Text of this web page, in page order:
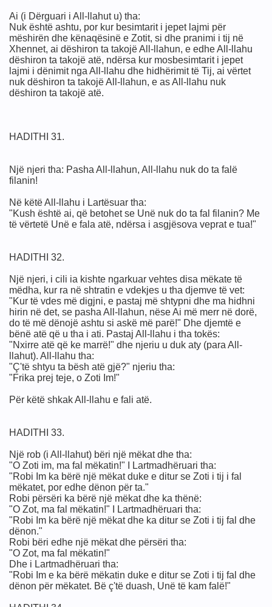
Ai (i Dërguari i All-llahut u) tha:
Nuk është ashtu, por kur besimtarit i jepet lajmi për
mëshirën dhe kënaqësinë e Zotit, si dhe pranimi i tij në
Xhennet, ai dëshiron ta takojë All-llahun, e edhe All-llahu
dëshiron ta takojë atë, ndërsa kur mosbesimtarit i jepet
lajmi i dënimit nga All-llahu dhe hidhërimit të Tij, ai vërtet
nuk dëshiron ta takojë All-llahun, e as All-llahu nuk
dëshiron ta takojë atë.
HADITHI 31.
Një njeri tha: Pasha All-llahun, All-llahu nuk do ta falë
filanin!
Në këtë All-llahu i Lartësuar tha:
"Kush është ai, që betohet se Unë nuk do ta fal filanin? Me
të vërtetë Unë e fala atë, ndërsa i asgjësova veprat e tua!"
HADITHI 32.
Një njeri, i cili ia kishte ngarkuar vehtes disa mëkate të
mëdha, kur ra në shtratin e vdekjes u tha djemve të vet:
"Kur të vdes më digjni, e pastaj më shtypni dhe ma hidhni
hirin në det, se pasha All-llahun, nëse Ai më merr në dorë,
do të më dënojë ashtu si askë më parë!" Dhe djemtë e
bënë atë që u tha i ati. Pastaj All-llahu i tha tokës:
"Nxirre atë që ke marrë!" dhe njeriu u duk aty (para All-
llahut). All-llahu tha:
"Ç'të shtyu ta bësh atë gjë?" njeriu tha:
"Frika prej teje, o Zoti Im!"
Për këtë shkak All-llahu e fali atë.
HADITHI 33.
Një rob (i All-llahut) bëri një mëkat dhe tha:
"O Zoti im, ma fal mëkatin!" I Lartmadhëruari tha:
"Robi Im ka bërë një mëkat duke e ditur se Zoti i tij i fal
mëkatet, por edhe dënon për ta."
Robi përsëri ka bërë një mëkat dhe ka thënë:
"O Zot, ma fal mëkatin!" I Lartmadhëruari tha:
"Robi Im ka bërë një mëkat dhe ka ditur se Zoti i tij fal dhe
dënon."
Robi bëri edhe një mëkat dhe përsëri tha:
"O Zot, ma fal mëkatin!"
Dhe i Lartmadhëruari tha:
"Robi Im e ka bërë mëkatin duke e ditur se Zoti i tij fal dhe
dënon për mëkatet. Bë ç'të duash, Unë të kam falë!"
DHE DURIMIT